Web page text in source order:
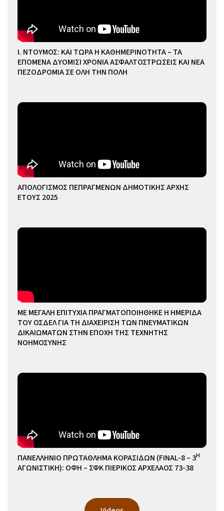
Ι. ΝΤΟΥΜΟΣ: ΚΑΙ ΤΩΡΑ Η ΚΑΘΗΜΕΡΙΝΟΤΗΤΑ – ΤΑ
ΕΠΟΜΕΝΑ ΔΥΟΜΙΣΙ ΧΡΟΝΙΑ ΑΣΦΑΛΤΟΣΤΡΩΣΕΙΣ ΚΑΙ ΝΕΑ
ΠΕΖΟΔΡΟΜΙΑ ΣΕ ΟΛΗ ΤΗΝ ΠΟΛΗ
ΑΠΟΛΟΓΙΣΜΟΣ ΠΕΠΡΑΓΜΕΝΩΝ ΔΗΜΟΤΙΚΗΣ ΑΡΧΗΣ
ΕΤΟΥΣ 2025
ΜΕ ΜΕΓΑΛΗ ΕΠΙΤΥΧΙΑ ΠΡΑΓΜΑΤΟΠΟΙΗΘΗΚΕ Η ΗΜΕΡΙΔΑ
ΤΟΥ ΟΣΔΕΛ ΓΙΑ ΤΗ ΔΙΑΧΕΙΡΙΣΗ ΤΩΝ ΠΝΕΥΜΑΤΙΚΩΝ
ΔΙΚΑΙΩΜΑΤΩΝ ΣΤΗΝ ΕΠΟΧΗ ΤΗΣ ΤΕΧΝΗΤΗΣ
ΝΟΗΜΟΣΥΝΗΣ
ΠΑΝΕΛΛΗΝΙΟ ΠΡΩΤΑΘΛΗΜΑ ΚΟΡΑΣΙΔΩΝ (FINAL-8 – 3Η
ΑΓΩΝΙΣΤΙΚΗ): ΟΦΗ – ΣΦΚ ΠΙΕΡΙΚΟΣ ΑΡΧΕΛΑΟΣ 73-38